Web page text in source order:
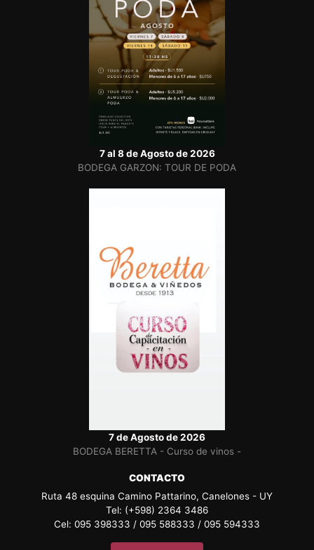
7 al 8 de Agosto de 2026
BODEGA GARZON: TOUR DE PODA
7 de Agosto de 2026
BODEGA BERETTA - Curso de vinos -
CONTACTO
Ruta 48 esquina Camino Pattarino, Canelones - UY
Tel: (+598) 2364 3486
Cel: 095 398333 / 095 588333 / 095 594333